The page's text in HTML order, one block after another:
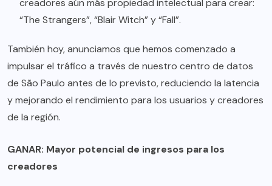
creadores aún más propiedad intelectual para crear:
“The Strangers”, “Blair Witch” y “Fall”.
También hoy, anunciamos que hemos comenzado a
impulsar el tráfico a través de nuestro centro de datos
de São Paulo antes de lo previsto, reduciendo la latencia
y mejorando el rendimiento para los usuarios y creadores
de la región.
GANAR: Mayor potencial de ingresos para los
creadores